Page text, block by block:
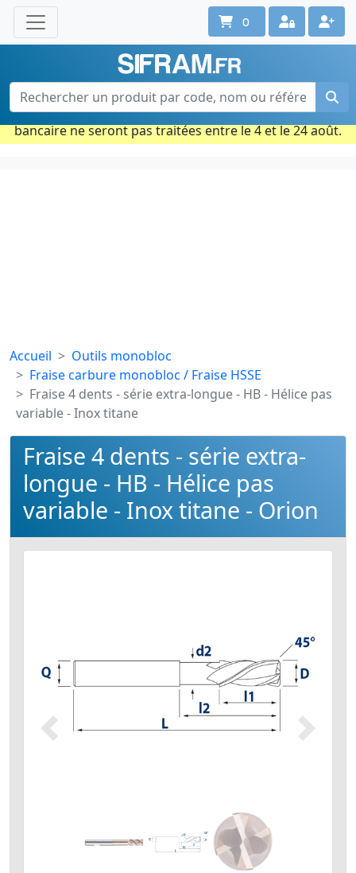
Une question ? Un conseil ?
Contactez-nous au 02 40 92 17 71
Ouvert du lun. au vend. de 08h à 18h
Période estivale : Les commandes prises par carte
bancaire ne seront pas traitées entre le 4 et le 24 août.
0
Accueil
Outils monobloc
Fraise carbure monobloc / Fraise HSSE
Fraise 4 dents - série extra-longue - HB - Hélice pas
variable - Inox titane
Fraise 4 dents - série extra-
longue - HB - Hélice pas
variable - Inox titane - Orion
Précédent Suivant